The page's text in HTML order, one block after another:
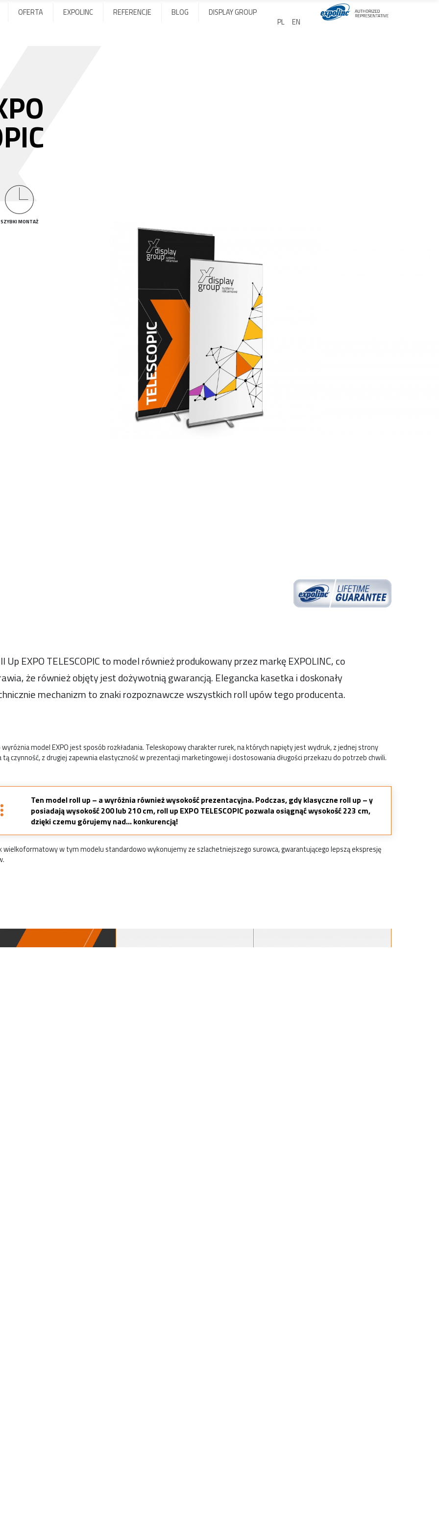
OFERTA EXPOLINC REFERENCJE BLOG
DISPLAY GROUP
Wybierz swój język
PL EN
SZYBKI MONTAŻ
Up EXPO TELESCOPIC to model również produkowany przez markę EXPOLINC, co
że również objęty jest dożywotnią gwarancją. Elegancka kasetka i doskonały
mechanizm to znaki rozpoznawcze wszystkich roll upów tego producenta.
wyróżnia model EXPO jest sposób rozkładania. Teleskopowy charakter rurek, na których napięty jest wydruk, z jednej strony
tą czynność, z drugiej zapewnia elastyczność w prezentacji marketingowej i dostosowania długości przekazu do potrzeb chwili.
Ten model roll up – a wyróżnia również wysokość prezentacyjna. Podczas, gdy klasyczne roll up – y
posiadają wysokość 200 lub 210 cm, roll up EXPO TELESCOPIC pozwala osiągnąć wysokość 223 cm,
dzięki czemu górujemy nad… konkurencją!
wielkoformatowy w tym modelu standardowo wykonujemy ze szlachetniejszego surowca, gwarantującego lepszą ekspresję
Trybunki reklamowe Stojaki reklamowe